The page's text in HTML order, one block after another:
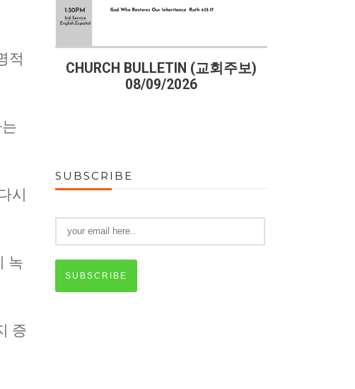
적
시
녹
증
주보)
CHURCH BULLETIN (교회주보)
08/09/2026
SUBSCRIBE
SUBSCRIBE